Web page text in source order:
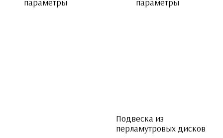
параметры
параметры
Подвеска из
перламутровых дисков